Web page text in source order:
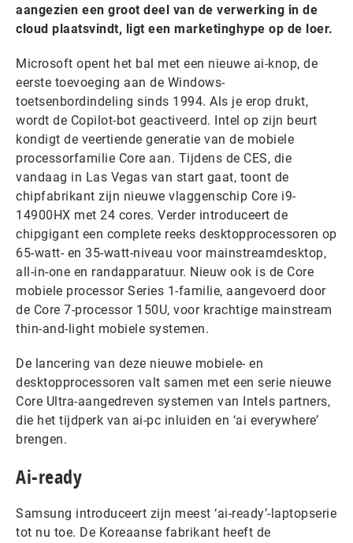
aangezien een groot deel van de verwerking in de
cloud plaatsvindt, ligt een marketinghype op de loer.
Microsoft opent het bal met een nieuwe ai-knop, de
eerste toevoeging aan de Windows-
toetsenbordindeling sinds 1994. Als je erop drukt,
wordt de Copilot-bot geactiveerd. Intel op zijn beurt
kondigt de veertiende generatie van de mobiele
processorfamilie Core aan. Tijdens de CES, die
vandaag in Las Vegas van start gaat, toont de
chipfabrikant zijn nieuwe vlaggenschip Core i9-
14900HX met 24 cores. Verder introduceert de
chipgigant een complete reeks desktopprocessoren op
65-watt- en 35-watt-niveau voor mainstreamdesktop,
all-in-one en randapparatuur. Nieuw ook is de Core
mobiele processor Series 1-familie, aangevoerd door
de Core 7-processor 150U, voor krachtige mainstream
thin-and-light mobiele systemen.
De lancering van deze nieuwe mobiele- en
desktopprocessoren valt samen met een serie nieuwe
Core Ultra-aangedreven systemen van Intels partners,
die het tijdperk van ai-pc inluiden en ‘ai everywhere’
brengen.
Ai-ready
Samsung introduceert zijn meest ‘ai-ready’-laptopserie
tot nu toe. De Koreaanse fabrikant heeft de